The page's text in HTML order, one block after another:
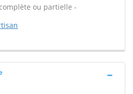
ou partielle -